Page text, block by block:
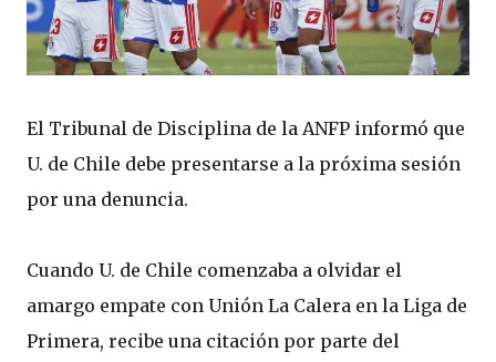
El Tribunal de Disciplina de la ANFP informó que
U. de Chile debe presentarse a la próxima sesión
por una denuncia.
Cuando U. de Chile comenzaba a olvidar el
amargo empate con Unión La Calera en la Liga de
Primera, recibe una citación por parte del